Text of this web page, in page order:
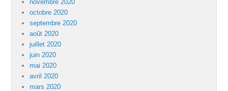
novembre 2020
octobre 2020
septembre 2020
août 2020
juillet 2020
juin 2020
mai 2020
avril 2020
mars 2020